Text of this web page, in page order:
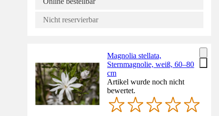
Nicht reservierbar
Magnolia stellata,
Sternmagnolie, weiß, 60–80
cm
Artikel wurde noch nicht
bewertet.